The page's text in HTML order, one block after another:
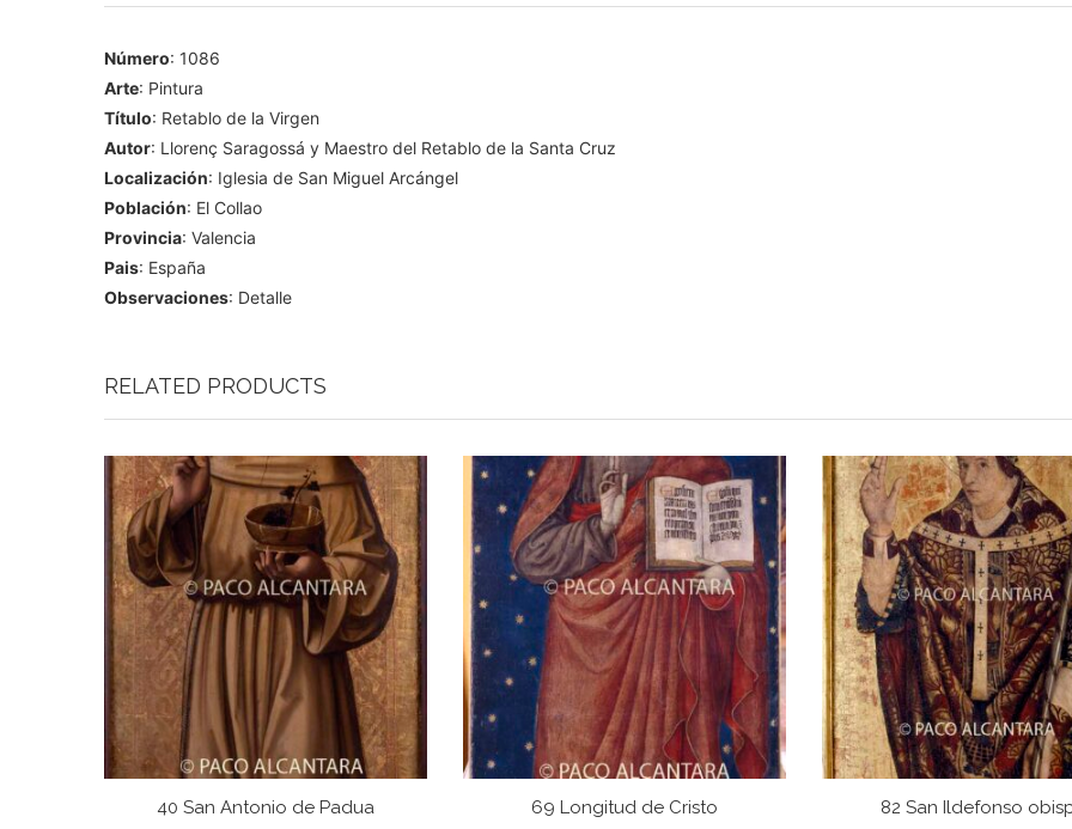
Número: 1086
Arte: Pintura
Título: Retablo de la Virgen
Autor: Llorenç Saragossá y Maestro del Retablo de la Santa Cruz
Localización: Iglesia de San Miguel Arcángel
Población: El Collao
Provincia: Valencia
Pais: España
Observaciones: Detalle
RELATED PRODUCTS
40 San Antonio de Padua 69 Longitud de Cristo 82 San Ildefonso